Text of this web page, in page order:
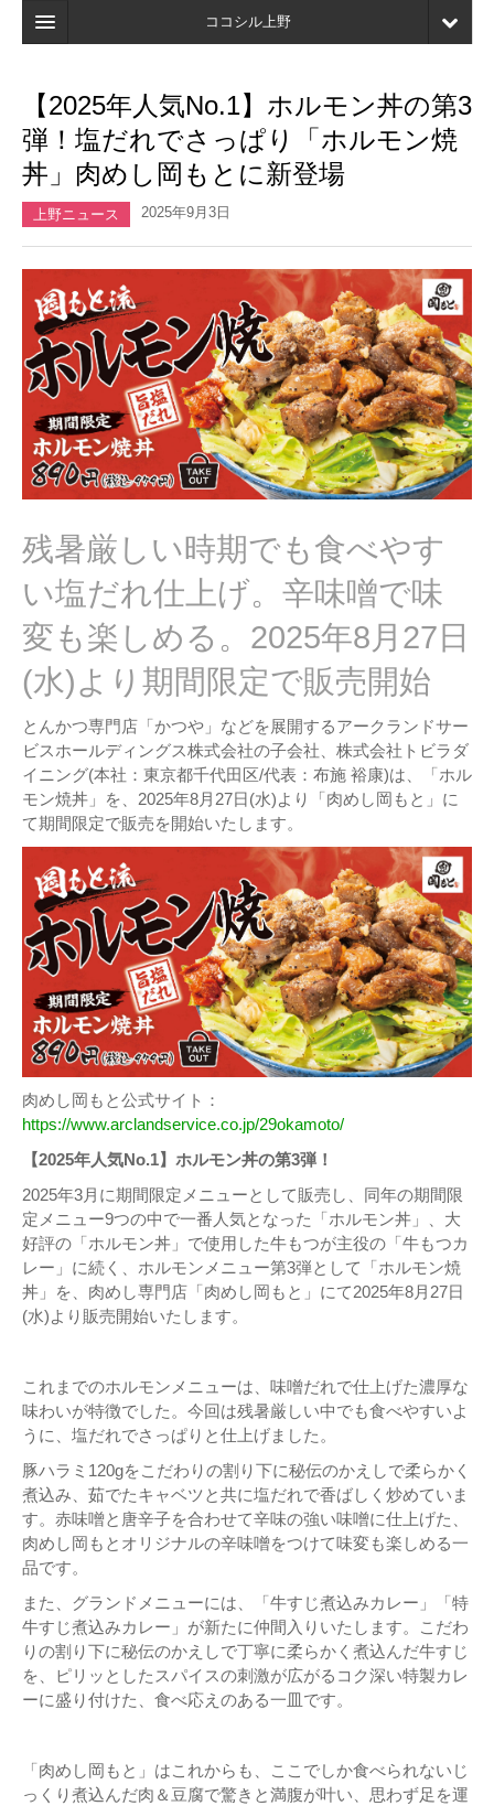
ココシル上野
検索
店舗・施設最新情報
口コミ
マイページ
ブックマーク
【2025年人気No.1】ホルモン丼の第3
弾！塩だれでさっぱり「ホルモン焼
丼」肉めし岡もとに新登場
上野ニュース 2025年9月3日
残暑厳しい時期でも食べやす
い塩だれ仕上げ。辛味噌で味
変も楽しめる。2025年8月27日
(水)より期間限定で販売開始
とんかつ専⾨店「かつや」などを展開するアークランドサー
ビスホールディングス株式会社の⼦会社、株式会社トビラダ
イニング(本社：東京都千代田区/代表：布施 裕康)は、「ホル
モン焼丼」を、2025年8月27日(水)より「肉めし岡もと」に
て期間限定で販売を開始いたします。
肉めし岡もと公式サイト：
https://www.arclandservice.co.jp/29okamoto/
【2025年人気No.1】ホルモン丼の第3弾！
2025年3月に期間限定メニューとして販売し、同年の期間限
定メニュー9つの中で一番人気となった「ホルモン丼」、大
好評の「ホルモン丼」で使用した牛もつが主役の「牛もつカ
レー」に続く、ホルモンメニュー第3弾として「ホルモン焼
丼」を、肉めし専門店「肉めし岡もと」にて2025年8月27日
(水)より販売開始いたします。
これまでのホルモンメニューは、味噌だれで仕上げた濃厚な
味わいが特徴でした。今回は残暑厳しい中でも食べやすいよ
うに、塩だれでさっぱりと仕上げました。
豚ハラミ120gをこだわりの割り下に秘伝のかえしで柔らかく
煮込み、茹でたキャベツと共に塩だれで香ばしく炒めていま
す。赤味噌と唐辛子を合わせて辛味の強い味噌に仕上げた、
肉めし岡もとオリジナルの辛味噌をつけて味変も楽しめる一
品です。
また、グランドメニューには、「牛すじ煮込みカレー」「特
牛すじ煮込みカレー」が新たに仲間入りいたします。こだわ
りの割り下に秘伝のかえしで丁寧に柔らかく煮込んだ牛すじ
を、ピリッとしたスパイスの刺激が広がるコク深い特製カレ
ーに盛り付けた、食べ応えのある一皿です。
「肉めし岡もと」はこれからも、ここでしか食べられないじ
っくり煮込んだ肉＆豆腐で驚きと満腹が叶い、思わず足を運